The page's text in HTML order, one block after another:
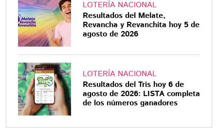
LOTERÍA NACIONAL
Resultados del Melate,
Revancha y Revanchita hoy 5 de
agosto de 2026
LOTERÍA NACIONAL
Resultados del Tris hoy 6 de
agosto de 2026: LISTA completa
de los números ganadores